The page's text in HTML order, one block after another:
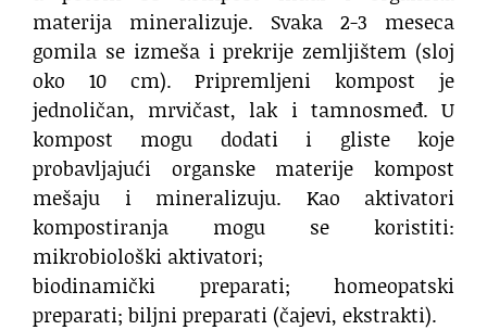
materija mineralizuje. Svaka 2-3 meseca
gomila se izmeša i prekrije zemljištem (sloj
oko 10 cm). Pripremljeni kompost je
jednoličan, mrvičast, lak i tamnosmeđ. U
kompost mogu dodati i gliste koje
probavljajući organske materije kompost
mešaju i mineralizuju. Kao aktivatori
kompostiranja mogu se koristiti:
mikrobiološki aktivatori;
biodinamički preparati; homeopatski
preparati; biljni preparati (čajevi, ekstrakti).